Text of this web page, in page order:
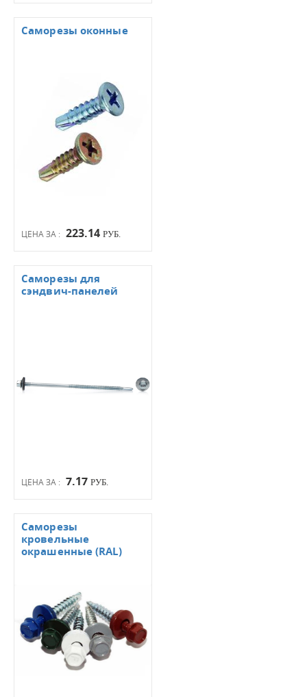
ЦЕНА ЗА : 223.14 РУБ.
Саморезы оконные
ЦЕНА ЗА : 7.17 РУБ.
Саморезы для
сэндвич-панелей
Саморезы
кровельные
окрашенные (RAL)